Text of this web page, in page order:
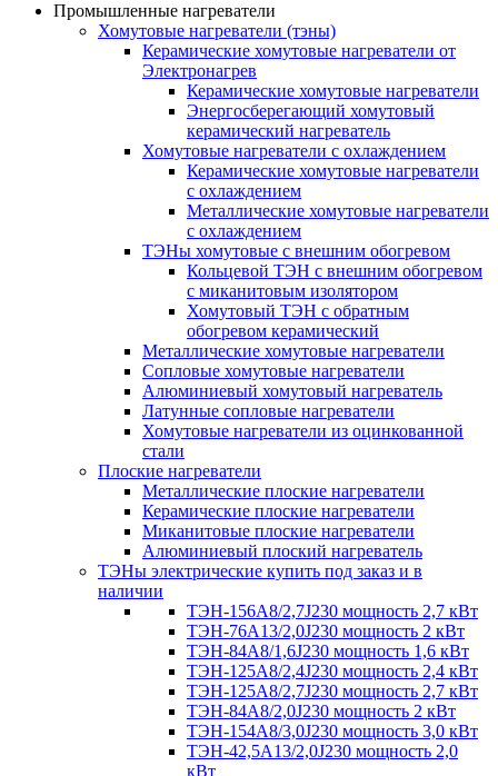
Промышленные нагреватели
Хомутовые нагреватели (тэны)
Керамические хомутовые нагреватели от
Электронагрев
Керамические хомутовые нагреватели
Энергосберегающий хомутовый
керамический нагреватель
Хомутовые нагреватели с охлаждением
Керамические хомутовые нагреватели
с охлаждением
Металлические хомутовые нагреватели
с охлаждением
ТЭНы хомутовые с внешним обогревом
Кольцевой ТЭН с внешним обогревом
с миканитовым изолятором
Хомутовый ТЭН с обратным
обогревом керамический
Металлические хомутовые нагреватели
Сопловые хомутовые нагреватели
Алюминиевый хомутовый нагреватель
Латунные сопловые нагреватели
Хомутовые нагреватели из оцинкованной
стали
Плоские нагреватели
Металлические плоские нагреватели
Керамические плоские нагреватели
Миканитовые плоские нагреватели
Алюминиевый плоский нагреватель
ТЭНы электрические купить под заказ и в
наличии
ТЭН-156А8/2,7J230 мощность 2,7 кВт
ТЭН-76А13/2,0J230 мощность 2 кВт
ТЭН-84А8/1,6J230 мощность 1,6 кВт
ТЭН-125А8/2,4J230 мощность 2,4 кВт
ТЭН-125А8/2,7J230 мощность 2,7 кВт
ТЭН-84А8/2,0J230 мощность 2 кВт
ТЭН-154А8/3,0J230 мощность 3,0 кВт
ТЭН-42,5А13/2,0J230 мощность 2,0
кВт